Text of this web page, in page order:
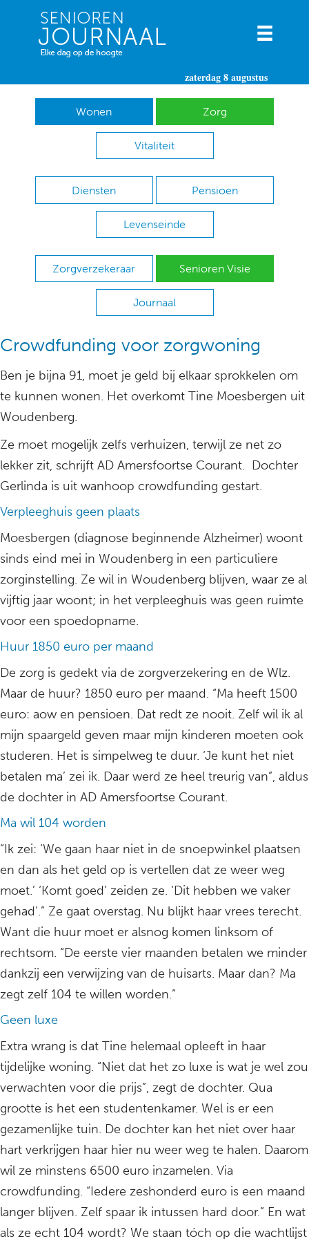
zaterdag 8 augustus
Wonen Zorg
Vitaliteit
Diensten Pensioen
Levenseinde
Zorgverzekeraar Senioren Visie
Journaal
Crowdfunding voor zorgwoning
Ben je bijna 91, moet je geld bij elkaar sprokkelen om
te kunnen wonen. Het overkomt Tine Moesbergen uit
Woudenberg.
Ze moet mogelijk zelfs verhuizen, terwijl ze net zo
lekker zit, schrijft AD Amersfoortse Courant. Dochter
Gerlinda is uit wanhoop crowdfunding gestart.
Verpleeghuis geen plaats
Moesbergen (diagnose beginnende Alzheimer) woont
sinds eind mei in Woudenberg in een particuliere
zorginstelling. Ze wil in Woudenberg blijven, waar ze al
vijftig jaar woont; in het verpleeghuis was geen ruimte
voor een spoedopname.
Huur 1850 euro per maand
De zorg is gedekt via de zorgverzekering en de Wlz.
Maar de huur? 1850 euro per maand. “Ma heeft 1500
euro: aow en pensioen. Dat redt ze nooit. Zelf wil ik al
mijn spaargeld geven maar mijn kinderen moeten ook
studeren. Het is simpelweg te duur. ‘Je kunt het niet
betalen ma’ zei ik. Daar werd ze heel treurig van”, aldus
de dochter in AD Amersfoortse Courant.
Ma wil 104 worden
“Ik zei: ‘We gaan haar niet in de snoepwinkel plaatsen
en dan als het geld op is vertellen dat ze weer weg
moet.’ ‘Komt goed’ zeiden ze. ‘Dit hebben we vaker
gehad’.” Ze gaat overstag. Nu blijkt haar vrees terecht.
Want die huur moet er alsnog komen linksom of
rechtsom. “De eerste vier maanden betalen we minder
dankzij een verwijzing van de huisarts. Maar dan? Ma
zegt zelf 104 te willen worden.”
Geen luxe
Extra wrang is dat Tine helemaal opleeft in haar
tijdelijke woning. “Niet dat het zo luxe is wat je wel zou
verwachten voor die prijs”, zegt de dochter. Qua
grootte is het een studentenkamer. Wel is er een
gezamenlijke tuin. De dochter kan het niet over haar
hart verkrijgen haar hier nu weer weg te halen. Daarom
wil ze minstens 6500 euro inzamelen. Via
crowdfunding. “Iedere zeshonderd euro is een maand
langer blijven. Zelf spaar ik intussen hard door.” En wat
als ze echt 104 wordt? We staan tóch op die wachtlijst